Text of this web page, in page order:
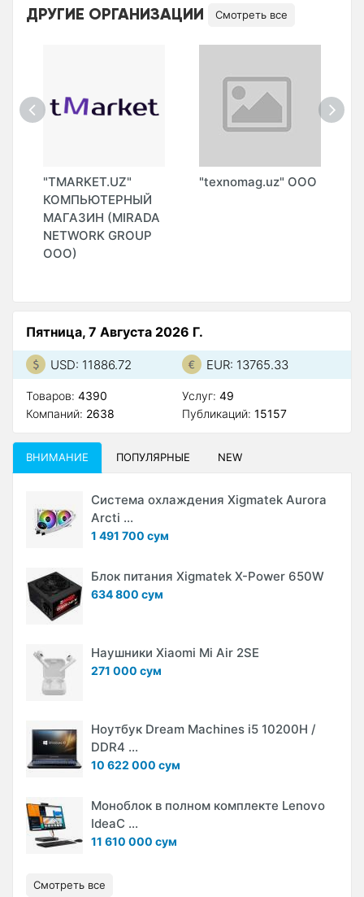
ДРУГИЕ ОРГАНИЗАЦИИ Смотреть все
"TMARKET.UZ"
КОМПЬЮТЕРНЫЙ
МАГАЗИН (MIRADA
NETWORK GROUP
ООО)
"texnomag.uz" ООО
Пятница, 7 Августа 2026 Г.
USD: 11886.72 EUR: 13765.33
Товаров: 4390
Компаний: 2638
Услуг: 49
Публикаций: 15157
ВНИМАНИЕ ПОПУЛЯРНЫЕ NEW
Система охлаждения Xigmatek Aurora
Arcti ...
1 491 700 сум
Блок питания Xigmatek X-Power 650W
634 800 сум
Наушники Xiaomi Mi Air 2SE
271 000 сум
Ноутбук Dream Machines i5 10200H /
DDR4 ...
10 622 000 сум
Моноблок в полном комплекте Lenovo
IdeaC ...
11 610 000 сум
Смотреть все